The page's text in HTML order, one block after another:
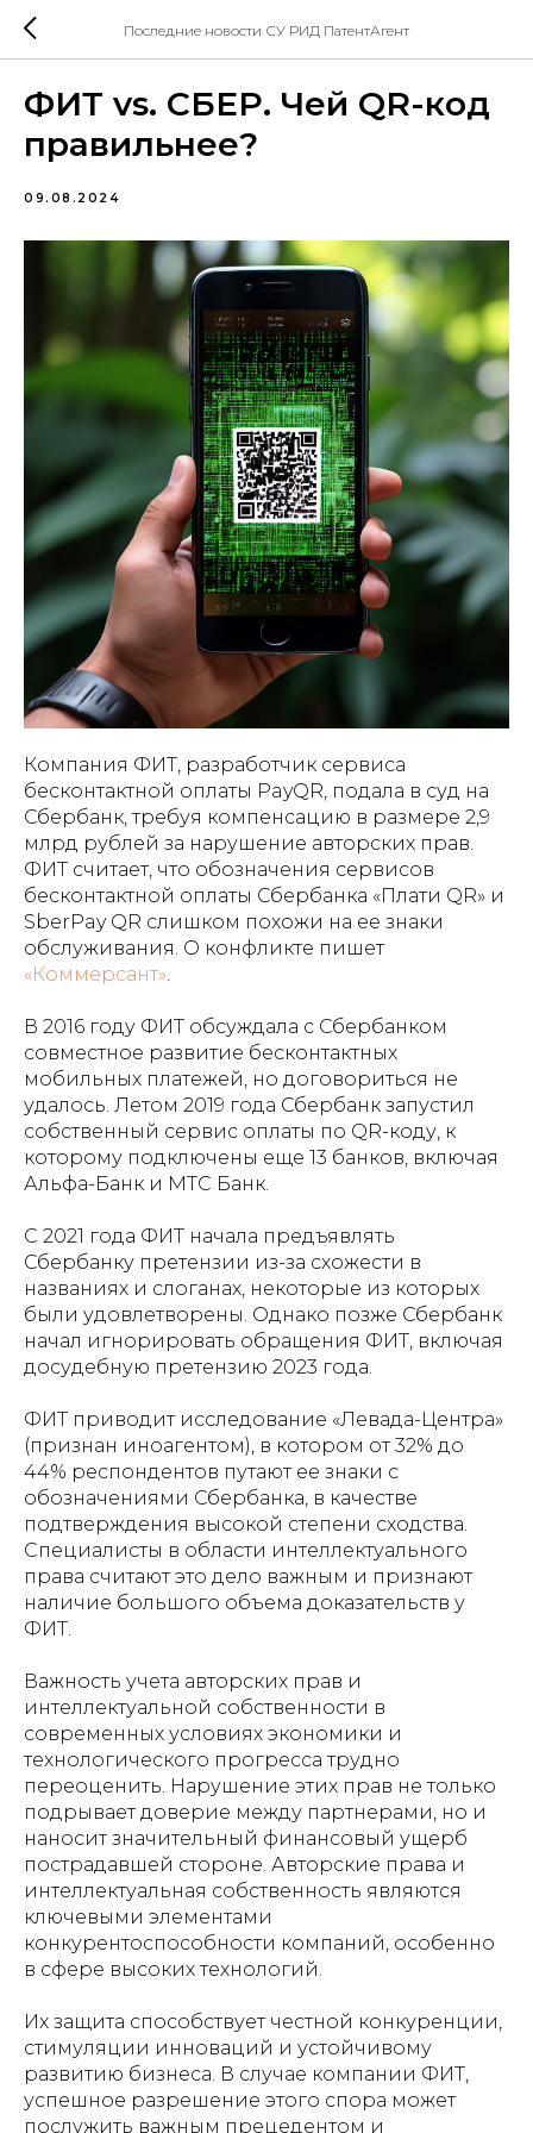
Последние новости СУ РИД ПатентАгент
ФИТ vs. СБЕР. Чей QR-код
правильнее?
09.08.2024
Компания ФИТ, разработчик сервиса
бесконтактной оплаты PayQR, подала в суд на
Сбербанк, требуя компенсацию в размере 2,9
млрд рублей за нарушение авторских прав.
ФИТ считает, что обозначения сервисов
бесконтактной оплаты Сбербанка «Плати QR» и
SberPay QR слишком похожи на ее знаки
обслуживания. О конфликте пишет
«Коммерсант».
В 2016 году ФИТ обсуждала с Сбербанком
совместное развитие бесконтактных
мобильных платежей, но договориться не
удалось. Летом 2019 года Сбербанк запустил
собственный сервис оплаты по QR-коду, к
которому подключены еще 13 банков, включая
Альфа-Банк и МТС Банк.
С 2021 года ФИТ начала предъявлять
Сбербанку претензии из-за схожести в
названиях и слоганах, некоторые из которых
были удовлетворены. Однако позже Сбербанк
начал игнорировать обращения ФИТ, включая
досудебную претензию 2023 года.
ФИТ приводит исследование «Левада-Центра»
(признан иноагентом), в котором от 32% до
44% респондентов путают ее знаки с
обозначениями Сбербанка, в качестве
подтверждения высокой степени сходства.
Специалисты в области интеллектуального
права считают это дело важным и признают
наличие большого объема доказательств у
ФИТ.
Важность учета авторских прав и
интеллектуальной собственности в
современных условиях экономики и
технологического прогресса трудно
переоценить. Нарушение этих прав не только
подрывает доверие между партнерами, но и
наносит значительный финансовый ущерб
пострадавшей стороне. Авторские права и
интеллектуальная собственность являются
ключевыми элементами
конкурентоспособности компаний, особенно
в сфере высоких технологий.
Их защита способствует честной конкуренции,
стимуляции инноваций и устойчивому
развитию бизнеса. В случае компании ФИТ,
успешное разрешение этого спора может
послужить важным прецедентом и